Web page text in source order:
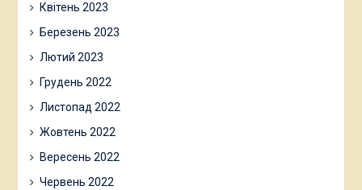
Квітень 2023
Березень 2023
Лютий 2023
Грудень 2022
Листопад 2022
Жовтень 2022
Вересень 2022
Червень 2022